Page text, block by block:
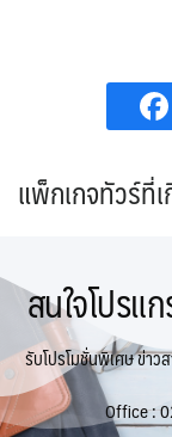
แพ็กเกจทัวร์ที่
สนใจโปรแ
รับโปรโมชั่นพิเศษ ข่าว
Office :